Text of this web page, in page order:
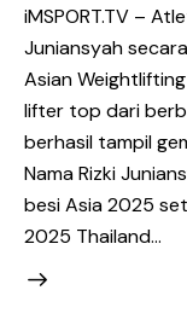
iMSPORT.TV –
Juniansyah
Asian
lifter top dari
berhasil tampil
Nama Rizki
besi Asia 2025
2025 Thailand…